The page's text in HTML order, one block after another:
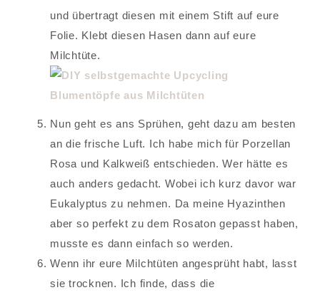
und übertragt diesen mit einem Stift auf eure
Folie. Klebt diesen Hasen dann auf eure
Milchtüte.
Nun geht es ans Sprühen, geht dazu am besten
an die frische Luft. Ich habe mich für Porzellan
Rosa und Kalkweiß entschieden. Wer hätte es
auch anders gedacht. Wobei ich kurz davor war
Eukalyptus zu nehmen. Da meine Hyazinthen
aber so perfekt zu dem Rosaton gepasst haben,
musste es dann einfach so werden.
Wenn ihr eure Milchtüten angesprüht habt, lasst
sie trocknen. Ich finde, dass die